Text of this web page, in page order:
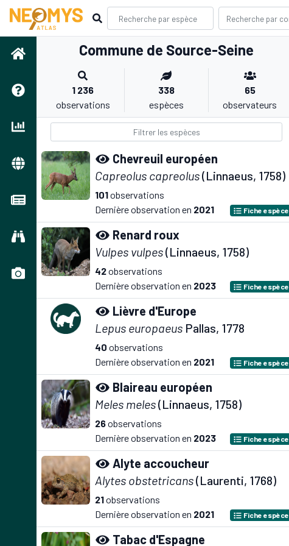
Commune de Source-Seine
1 236
observations
338
espèces
65
observateurs
Chevreuil européen
Capreolus capreolus(Linnaeus, 1758)
101observations
Dernière observation en 2021 Fiche espèce
Renard roux
Vulpes vulpes(Linnaeus, 1758)
42observations
Dernière observation en 2023 Fiche espèce
Lièvre d'Europe
Lepus europaeus Pallas, 1778
40 observations
Dernière observation en 2021 Fiche espèce
Blaireau européen
Meles meles(Linnaeus, 1758)
26observations
Dernière observation en 2023 Fiche espèce
Alyte accoucheur
Alytes obstetricans(Laurenti, 1768)
21observations
Dernière observation en 2021 Fiche espèce
Tabac d'Espagne